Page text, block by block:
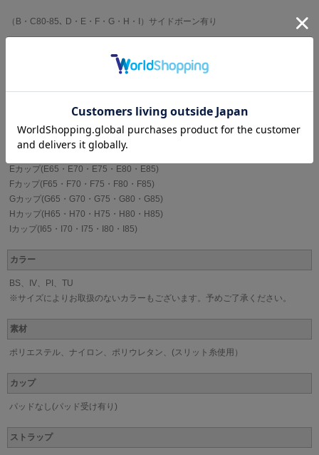
（B・C80-85､ D・E・F・G・H・I）サイドボーン有り
Bカップ(B65・B70・B75・B80・B85)
Cカップ(C65・C70・C75・C80・C85)
Dカップ(D65・D70・D75・D80・D85)
Eカップ(E65・E70・E75・E80・E85)
Fカップ(F65・F70・F75・F80・F85)
Gカップ(G65・G70・G75・G80・G85)
Hカップ(H65・H70・H75・H80・H85)
Iカップ(I65・I70・I75・I80・I85)
カラー
BS、IV、PI、TU
※サイズによりお取扱のないカラーもございます。予めご了承ください。
素材
ポリエステル、ナイロン、ポリウレタン、(スリット糸使用）
カップ
パッドなし(パッド受け有り)
ストラップ